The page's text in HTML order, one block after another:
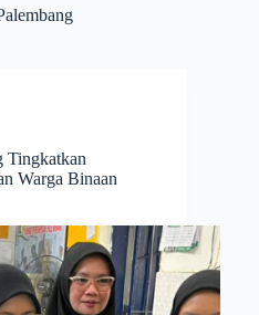
Tingkatkan
Warga Binaan